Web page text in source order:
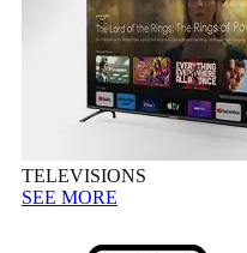
TELEVISIONS
SEE MORE